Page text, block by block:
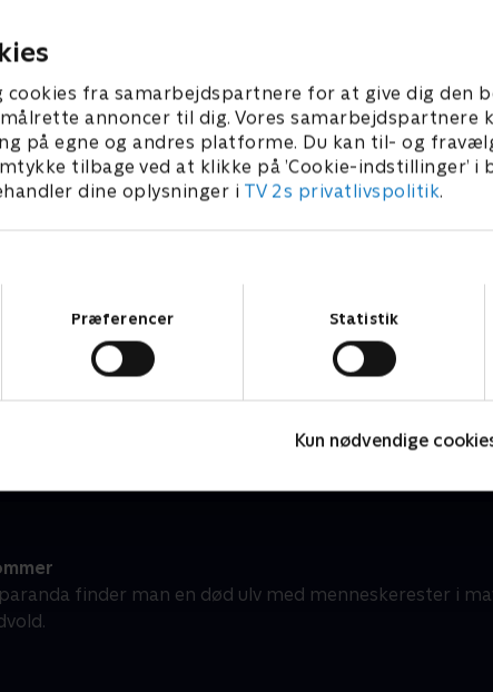
cookies fra samarbejdspartnere for at give dig den
annoncer til dig. Vores samarbejdspartnere
på egne og andres platforme. Du kan til- og
tilbage ved at klikke på ’Cookie-indstillinger’ i
dine oplysninger i TV 2s privatlivspolitik.
Præferencer Statistik
Kun nødvendige
finder man en død ulv med menneskerester i